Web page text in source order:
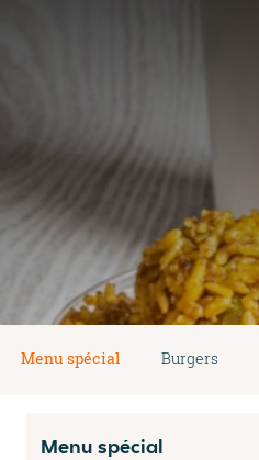
Menu spécial Burgers
Menu spécial